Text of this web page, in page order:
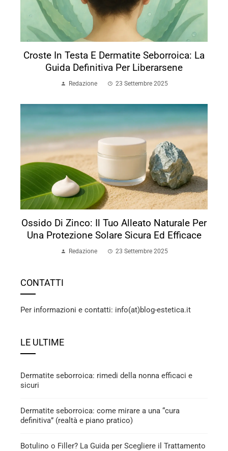
Croste In Testa E Dermatite Seborroica: La
Guida Definitiva Per Liberarsene
Redazione 23 Settembre 2025
Ossido Di Zinco: Il Tuo Alleato Naturale Per
Una Protezione Solare Sicura Ed Efficace
Redazione 23 Settembre 2025
CONTATTI
Per informazioni e contatti: info(at)blog-estetica.it
LE ULTIME
Dermatite seborroica: rimedi della nonna efficaci e
sicuri
Dermatite seborroica: come mirare a una “cura
definitiva” (realtà e piano pratico)
Botulino o Filler? La Guida per Scegliere il Trattamento